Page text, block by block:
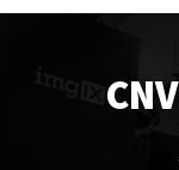
CNV